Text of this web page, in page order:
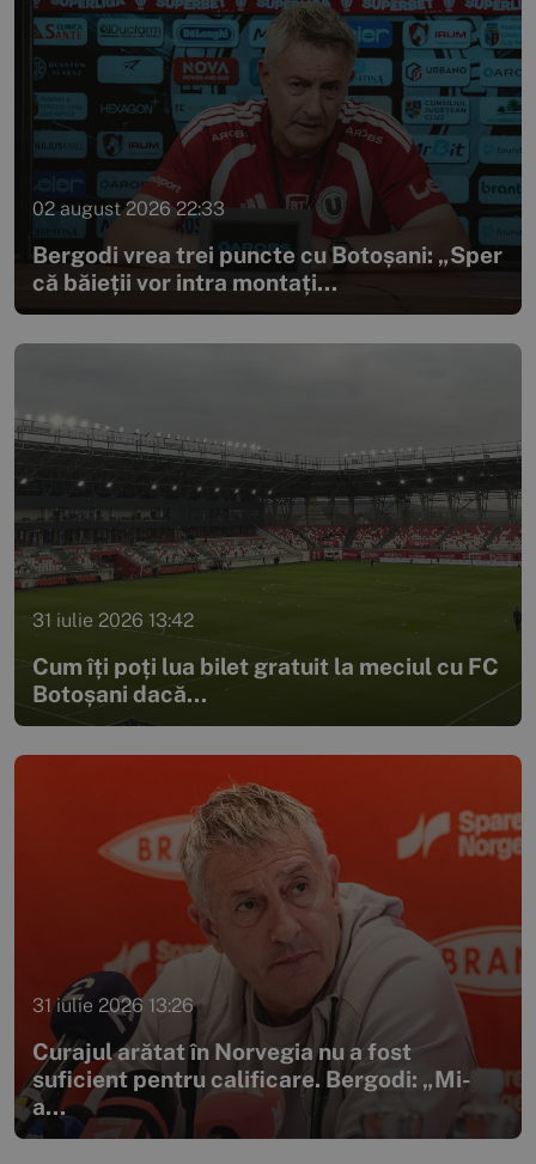
02 august 2026 22:33
Bergodi vrea trei puncte cu Botoșani: „Sper
că băieții vor intra montați...
31 iulie 2026 13:42
Cum îți poți lua bilet gratuit la meciul cu FC
Botoșani dacă...
31 iulie 2026 13:26
Curajul arătat în Norvegia nu a fost
suficient pentru calificare. Bergodi: „Mi-
a...